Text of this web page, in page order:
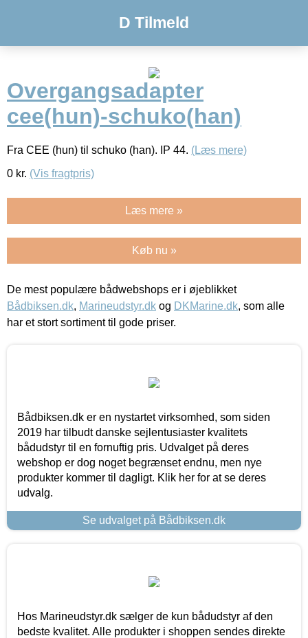
D Tilmeld
Overgangsadapter
cee(hun)-schuko(han)
Fra CEE (hun) til schuko (han). IP 44. (Læs mere)
0 kr. (Vis fragtpris)
Læs mere »
Køb nu »
De mest populære bådwebshops er i øjeblikket
Bådbiksen.dk, Marineudstyr.dk og DKMarine.dk, som alle
har et stort sortiment til gode priser.
Bådbiksen.dk er en nystartet virksomhed, som siden
2019 har tilbudt danske sejlentusiaster kvalitets
bådudstyr til en fornuftig pris. Udvalget på deres
webshop er dog noget begrænset endnu, men nye
produkter kommer til dagligt. Klik her for at se deres
udvalg.
Se udvalget på Bådbiksen.dk
Hos Marineudstyr.dk sælger de kun bådudstyr af den
bedste kvalitet. Alle produkter i shoppen sendes direkte